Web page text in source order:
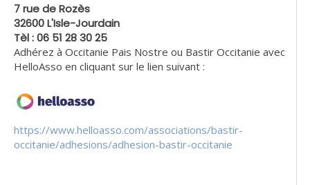
7 rue de Rozès
32600 L'Isle-Jourdain
Tèl : 06 51 28 30 25
Adhérez à Occitanie Pais Nostre ou Bastir Occitanie avec
HelloAsso en cliquant sur le lien suivant :
https://www.helloasso.com/associations/bastir-
occitanie/adhesions/adhesion-bastir-occitanie